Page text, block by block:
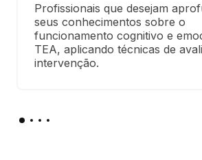
Profissionais que desejam
seus conhecimentos sobre o
funcionamento cognitivo e
TEA, aplicando técnicas de
intervenção.